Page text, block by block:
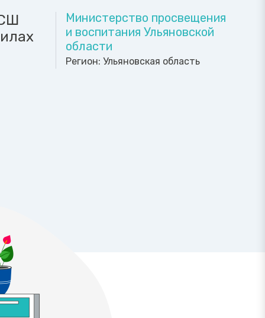
Министерство просвещения
и воспитания Ульяновской
области
Регион: Ульяновская область